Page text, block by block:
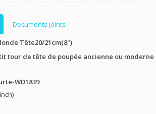
Documents joints
Tête20/21cm(8")
tour de tête de poupée ancienne ou moderne
WD1839